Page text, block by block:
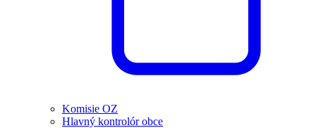
Komisie OZ
Hlavný kontrolór obce